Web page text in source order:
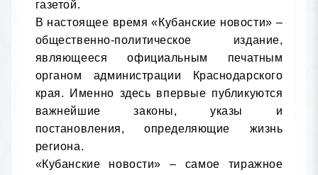
газетой.
В настоящее время «Кубанские новости» –
общественно-политическое издание,
являющееся официальным печатным
органом администрации Краснодарского
края. Именно здесь впервые публикуются
важнейшие законы, указы и
постановления, определяющие жизнь
региона.
«Кубанские новости» – самое тиражное